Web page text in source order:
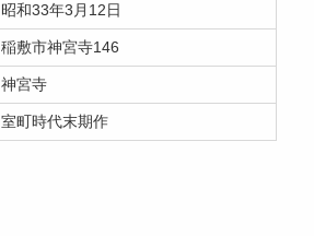
昭和33年3月12日
稲敷市神宮寺146
神宮寺
室町時代末期作